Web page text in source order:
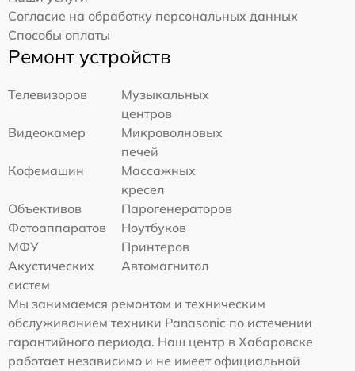
Согласие на обработку персональных данных
Способы оплаты
Ремонт устройств
Телевизоров
Музыкальных
центров
Видеокамер
Микроволновых
печей
Кофемашин
Массажных
кресел
Объективов
Парогенераторов
Фотоаппаратов
Ноутбуков
МФУ
Принтеров
Акустических
систем
Автомагнитол
Мы занимаемся ремонтом и техническим
обслуживанием техники Panasonic по истечении
гарантийного периода. Наш центр в Хабаровске
работает независимо и не имеет официальной